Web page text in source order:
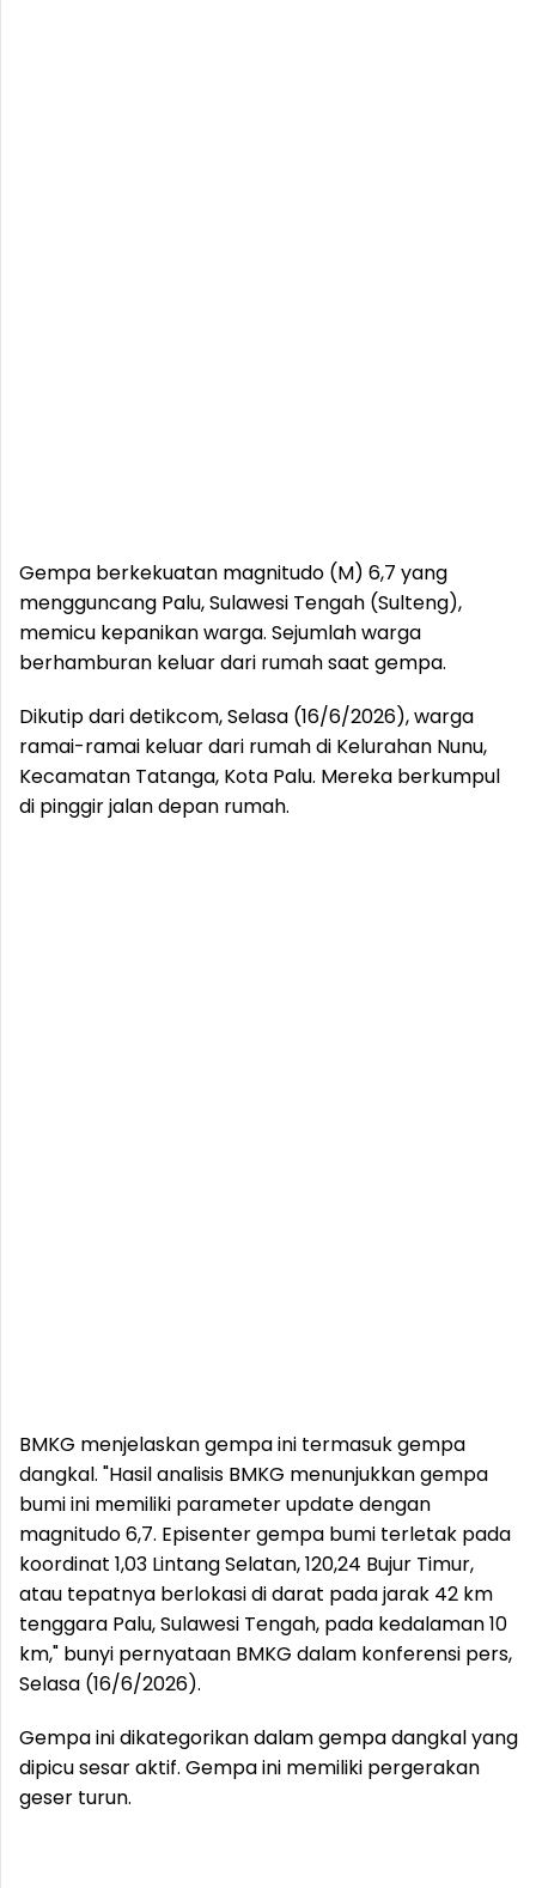
Gempa berkekuatan magnitudo (M) 6,7 yang
mengguncang Palu, Sulawesi Tengah (Sulteng),
memicu kepanikan warga. Sejumlah warga
berhamburan keluar dari rumah saat gempa.
Dikutip dari detikcom, Selasa (16/6/2026), warga
ramai-ramai keluar dari rumah di Kelurahan Nunu,
Kecamatan Tatanga, Kota Palu. Mereka berkumpul
di pinggir jalan depan rumah.
BMKG menjelaskan gempa ini termasuk gempa
dangkal. "Hasil analisis BMKG menunjukkan gempa
bumi ini memiliki parameter update dengan
magnitudo 6,7. Episenter gempa bumi terletak pada
koordinat 1,03 Lintang Selatan, 120,24 Bujur Timur,
atau tepatnya berlokasi di darat pada jarak 42 km
tenggara Palu, Sulawesi Tengah, pada kedalaman 10
km," bunyi pernyataan BMKG dalam konferensi pers,
Selasa (16/6/2026).
Gempa ini dikategorikan dalam gempa dangkal yang
dipicu sesar aktif. Gempa ini memiliki pergerakan
geser turun.